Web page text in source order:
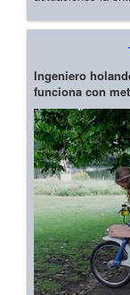
Ingeniero
funciona con